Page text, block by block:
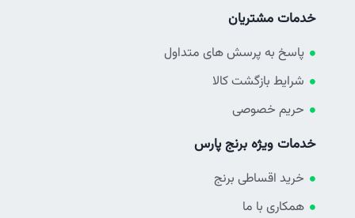
خدمات مشتریان
پاسخ به پرسش های متداول
شرایط بازگشت کالا
حریم خصوصی
خدمات ویژه برنج پارس
خرید اقساطی برنج
همکاری با ما